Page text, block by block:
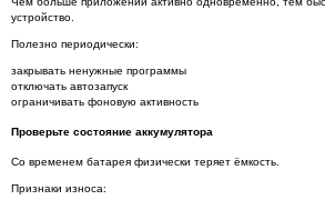
устройство.
Полезно периодически:
закрывать ненужные программы
отключать автозапуск
ограничивать фоновую активность
Проверьте состояние аккумулятора
Со временем батарея физически теряет ёмкость.
Признаки износа: